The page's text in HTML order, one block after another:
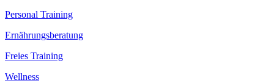
Personal Training
Ernährungsberatung
Freies Training
Wellness